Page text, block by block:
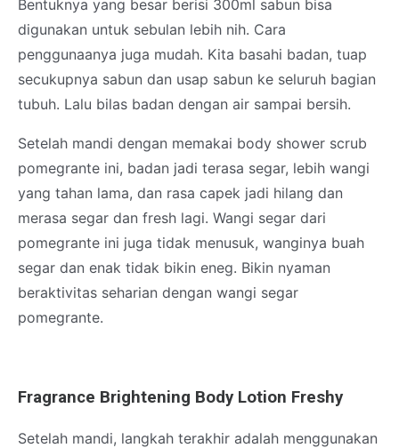
Bentuknya yang besar berisi 300ml sabun bisa
digunakan untuk sebulan lebih nih. Cara
penggunaanya juga mudah. Kita basahi badan, tuap
secukupnya sabun dan usap sabun ke seluruh bagian
tubuh. Lalu bilas badan dengan air sampai bersih.
Setelah mandi dengan memakai body shower scrub
pomegrante ini, badan jadi terasa segar, lebih wangi
yang tahan lama, dan rasa capek jadi hilang dan
merasa segar dan fresh lagi. Wangi segar dari
pomegrante ini juga tidak menusuk, wanginya buah
segar dan enak tidak bikin eneg. Bikin nyaman
beraktivitas seharian dengan wangi segar
pomegrante.
Fragrance Brightening Body Lotion Freshy
Setelah mandi, langkah terakhir adalah menggunakan